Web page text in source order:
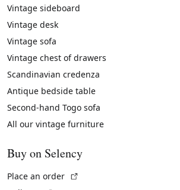
Vintage sideboard
Vintage desk
Vintage sofa
Vintage chest of drawers
Scandinavian credenza
Antique bedside table
Second-hand Togo sofa
All our vintage furniture
Buy on Selency
Place an order